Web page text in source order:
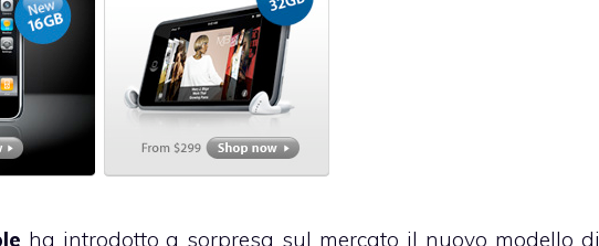
ha introdotto a sorpresa sul mercato il nuovo modello di